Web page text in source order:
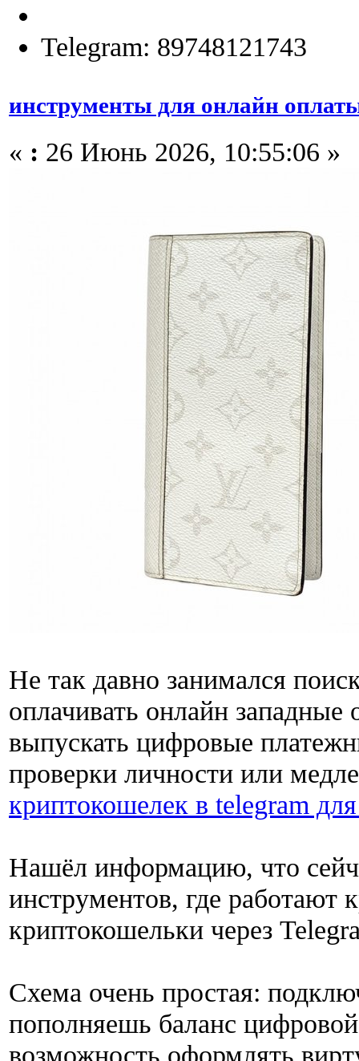
Telegram: 89748121743
инструменты для онлайн
« : 26 Июнь 2026, 10:55:06 »
Не так давно занимался
оплачивать онлайн
выпускать цифровые
проверки личности или
криптокошелек в telegram
Нашёл информацию, что
инструментов, где работают
криптокошельки через
Схема очень простая:
пополняешь баланс
возможность оформлять